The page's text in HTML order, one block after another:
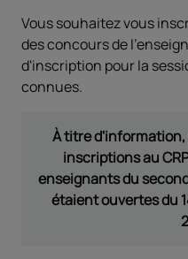
Vous souhaitez vous
des concours de
d'inscription pour la
connues.
À titre d'information,
inscriptions au
enseignants du
étaient ouvertes du